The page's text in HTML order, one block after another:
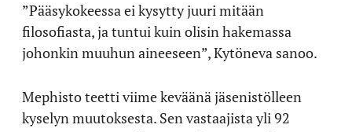
”Pääsykokeessa ei kysytty juuri mitään
filosofiasta, ja tuntui kuin olisin hakemassa
johonkin muuhun aineeseen”, Kytöneva sanoo.
Mephisto teetti viime keväänä jäsenistölleen
kyselyn muutoksesta. Sen vastaajista yli 92